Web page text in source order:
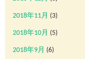
2018年11月 (3)
2018年10月 (5)
2018年9月 (6)